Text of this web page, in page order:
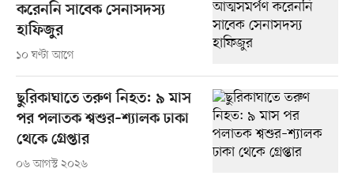
করেননি সাবেক সেনাসদস্য
হাফিজুর
১০ ঘণ্টা আগে
ছুরিকাঘাতে তরুণ নিহত: ৯ মাস
পর পলাতক শ্বশুর–শ্যালক ঢাকা
থেকে গ্রেপ্তার
০৬ আগস্ট ২০২৬